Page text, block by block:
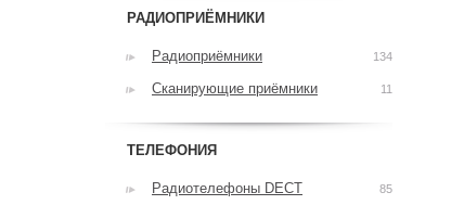
РАДИОПРИЁМНИКИ
Радиоприёмники 134
Сканирующие приёмники 11
ТЕЛЕФОНИЯ
Радиотелефоны DECT 85